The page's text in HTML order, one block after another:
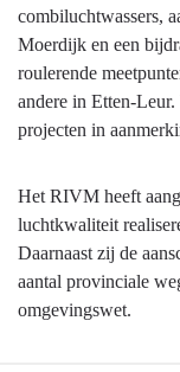
combiluchtwassers,
Moerdijk en een
roulerende
andere in Etten-
projecten in
Het RIVM heeft
luchtkwaliteit
Daarnaast zij de
aantal provinciale
omgevingswet.